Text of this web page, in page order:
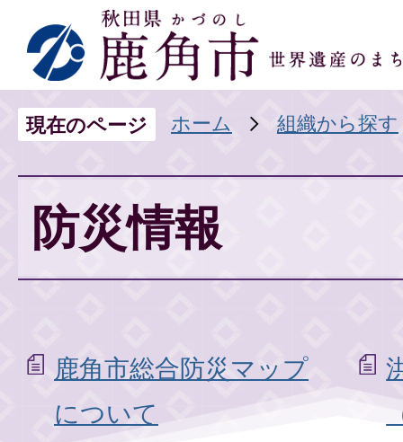
現在のページ ホーム 組織から探す
防災情報
鹿角市総合防災マップ
について